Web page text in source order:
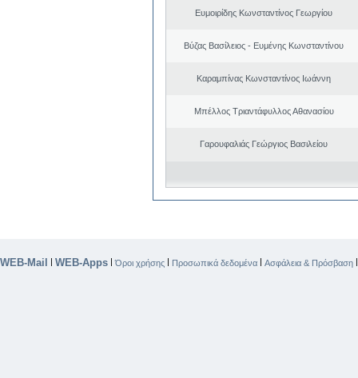
Ευμοιρίδης Κωνσταντίνος Γεωργίου
Βύζας Βασίλειος - Ευμένης Κωνσταντίνου
Καραμπίνας Κωνσταντίνος Ιωάννη
Μπέλλος Τριαντάφυλλος Αθανασίου
Γαρουφαλιάς Γεώργιος Βασιλείου
WEB-Mail | WEB-Apps |Όροι χρήσης | Προσωπικά δεδομένα | Ασφάλεια & Πρόσβαση